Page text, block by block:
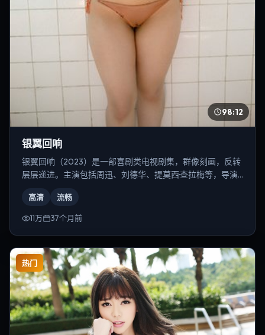
98:12
银翼回响
银翼回响（2023）是一部喜剧类电视剧集，群像刻画，反转
层层递进。主演包括周迅、刘德华、提莫西·查拉梅等，导演
高清 流畅
11万 37个月前
热门